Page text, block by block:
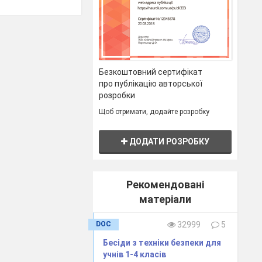
Безкоштовний сертифікат
про публікацію авторської
розробки
Щоб отримати, додайте розробку
ДОДАТИ РОЗРОБКУ
Рекомендовані
матеріали
DOC 32999
5
Бесіди з техніки безпеки для
учнів 1-4 класів